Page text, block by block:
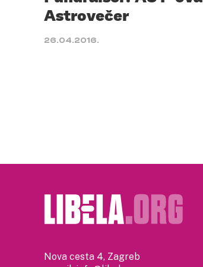
Astrovečer
26.04.2016.
Nova cesta 4, Zagreb